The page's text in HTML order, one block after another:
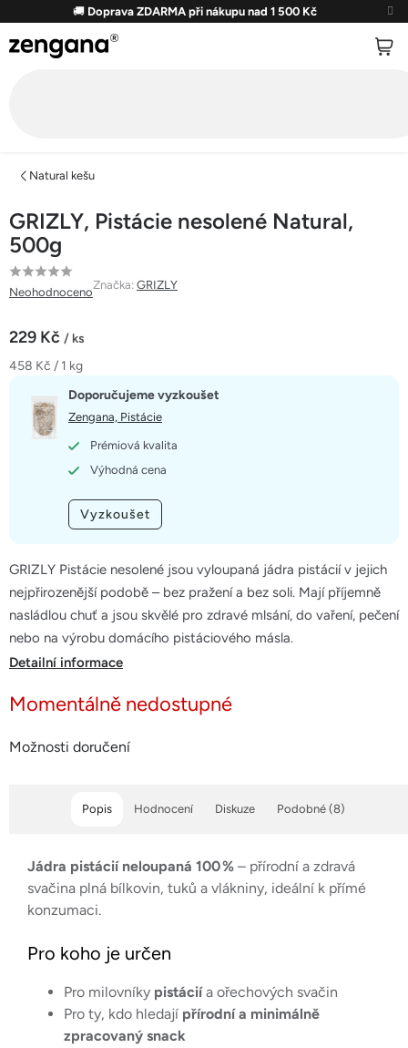
obsah
🚚 Doprava ZDARMA při nákupu nad 1 500 Kč
Natural kešu
GRIZLY, Pistácie nesolené Natural,
500g
Průměrné
hodnocení
je
0,0
hvězdiček.
Neohodnoceno
Značka: GRIZLY
229 Kč / ks
Měrná
458 Kč / 1 kg
Momentálně nedostupné
Možnosti doručení
GRIZLY Pistácie nesolené jsou vyloupaná jádra pistácií v jejich
nejpřirozenější podobě – bez pražení a bez soli. Mají příjemně
nasládlou chuť a jsou skvělé pro zdravé mlsání, do vaření, pečení
nebo na výrobu domácího pistáciového másla.
Doporučujeme vyzkoušet
Zengana, Pistácie
Prémiová kvalita
Výhodná cena
Vyzkoušet
Detailní informace
Popis Podobné (8)
Hodnocení Diskuze
Jádra pistácií neloupaná 100 % – přírodní a zdravá
svačina plná bílkovin, tuků a vlákniny, ideální k přímé
konzumaci.
Pro koho je určen
Pro milovníky pistáciía ořechových svačin
Pro ty, kdo hledají přírodní a minimálně
zpracovaný snack